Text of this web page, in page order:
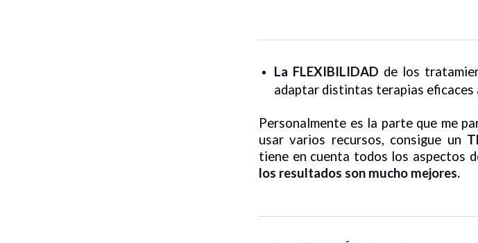
La FLEXIBILIDAD de los
adaptar distintas terapias eficaces
Personalmente es la parte que me
usar varios recursos, consigue un
tiene en cuenta todos los aspectos
los resultados son mucho mejores.